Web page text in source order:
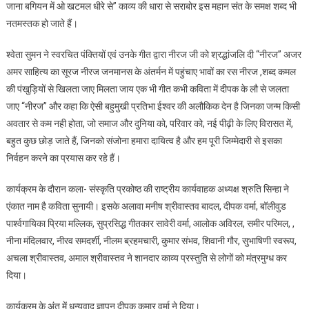
जाना बगियन में ओ खटमल धीरे से” काव्य की धारा से सराबोर इस महान संत के समक्ष शब्द भी
नतमस्तक हो जाते हैं।
श्वेता सुमन ने स्वरचित पंक्तियों एवं उनके गीत द्वारा नीरज जी को श्रद्धांजलि दी “नीरज” अजर
अमर साहित्य का सूरज नीरज जनमानस के अंतर्मन में पहुंचाए भावों का रस नीरज ,शब्द कमल
की पंखुड़ियों से खिलता जाए मिलता जाय एक भी गीत कभी कविता में दीपक के लौ से जलता
जाए “नीरज” और कहा कि ऐसी बहुमुखी प्रतिभा ईश्वर की अलौकिक देन है जिनका जन्म किसी
अवतार से कम नही होता, जो समाज और दुनिया को, परिवार को, नई पीढ़ी के लिए विरासत में,
बहुत कुछ छोड़ जाते हैं, जिनको संजोना हमारा दायित्व है और हम पूरी जिम्मेदारी से इसका
निर्वहन करने का प्रयास कर रहे हैं।
कार्यक्रम के दौरान कला- संस्कृति प्रकोष्ठ की राष्ट्रीय कार्यवाहक अध्यक्ष श्रुति सिन्हा ने
एंकात नाम है कविता सुनायी। इसके अलावा मनीष श्रीवास्तव बादल, दीपक वर्मा, बॉलीवुड
पार्श्वगायिका प्रिया मल्लिक, सुप्रसिद्ध गीतकार सावेरी वर्मा, आलोक अविरल, समीर परिमल, ,
नीना मंदिलवार, नीरव समदर्शी, नीलम ब्रहमचारी, कुमार संभव, शिवानी गौर, सुभाषिणी स्वरूप,
अचला श्रीवास्तव, अमाल श्रीवास्तव ने शानदार काव्य प्रस्तुति से लोगों को मंत्रमुग्ध कर
दिया।
कार्यक्रम के अंत में धन्यवाद ज्ञापन दीपक कुमार वर्मा ने दिया।